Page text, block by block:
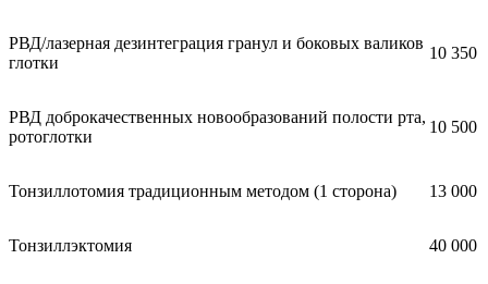
РВД/лазерная дезинтеграция гранул и боковых валиков
глотки
10 350
РВД доброкачественных новообразований полости рта,
ротоглотки
10 500
Тонзиллотомия традиционным методом (1 сторона) 13 000
Тонзиллэктомия 40 000